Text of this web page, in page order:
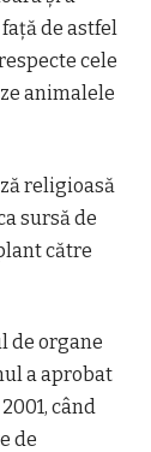
de astfel
cele
animalele
religioasă
sursă de
către
de organe
a aprobat
când
de